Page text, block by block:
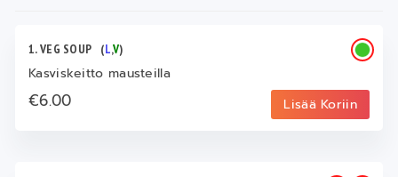
1. VEG SOUP (L,V)
Kasviskeitto mausteilla
€6.00 Lisää Koriin